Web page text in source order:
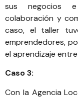
sus negocios e
colaboración y
caso, el taller
emprendedores,
el aprendizaje entre
Caso 3:
Con la Agencia